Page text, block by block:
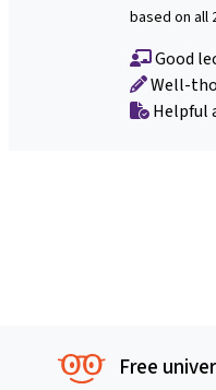
based on all
Good
Well-
Helpful
Free